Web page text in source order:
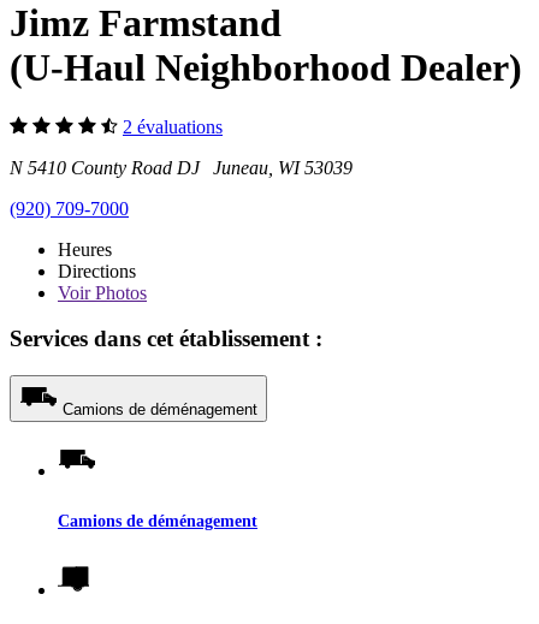
Jimz Farmstand
(U-Haul Neighborhood Dealer)
2 évaluations
N 5410 County Road DJ Juneau, WI 53039
(920) 709-7000
Heures
Directions
VoirPhotos
Services dans cet établissement :
Camions de déménagement
Camions de déménagement